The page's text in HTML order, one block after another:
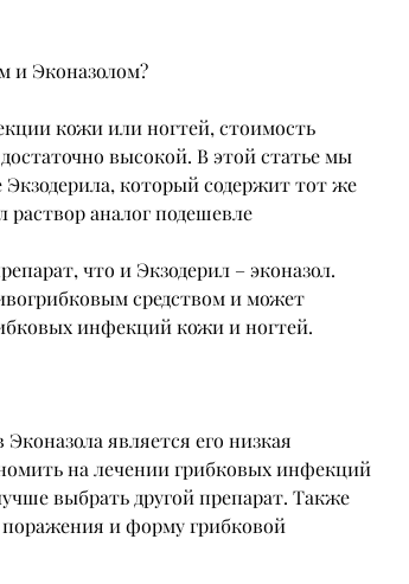
и Эконазолом?
кожи или ногтей, стоимость
высокой. В этой статье мы
который содержит тот же
аналог подешевле
что и Экзодерил – эконазол.
средством и может
инфекций кожи и ногтей.
является его низкая
на лечении грибковых инфекций
выбрать другой препарат. Также
и форму грибковой